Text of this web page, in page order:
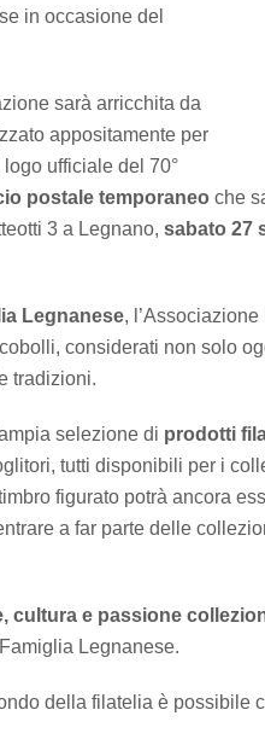
in occasione del
sarà arricchita da
appositamente per
logo ufficiale del 70°
postale temporaneo che
3 a Legnano, sabato 27
Legnanese,
considerati non solo
tradizioni.
selezione di prodotti
tutti disponibili per i
figurato potrà ancora
a far parte delle
cultura e passione
Legnanese.
della filatelia è possibile